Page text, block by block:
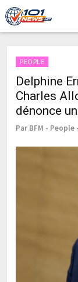
PEOPLE
Delphine
Charles
dénonce
Par BFM - People